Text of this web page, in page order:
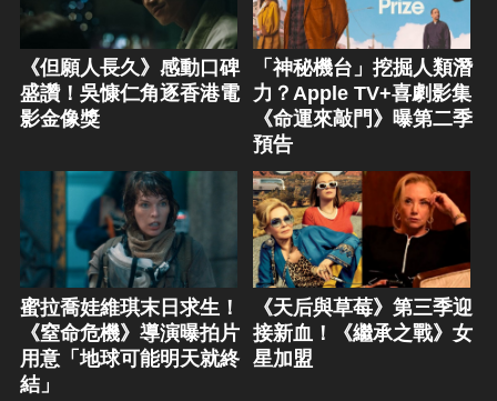
《但願人長久》感動口碑
盛讚！吳慷仁角逐香港電
影金像獎
「神秘機台」挖掘人類潛
力？Apple TV+喜劇影集
《命運來敲門》曝第二季
預告
蜜拉喬娃維琪末日求生！
《窒命危機》導演曝拍片
用意「地球可能明天就終
結」
《天后與草莓》第三季迎
接新血！《繼承之戰》女
星加盟